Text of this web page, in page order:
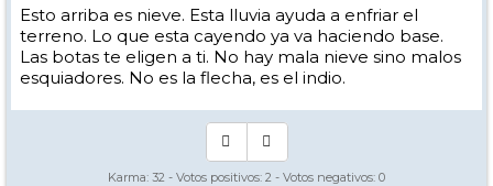
Esto arriba es nieve. Esta lluvia ayuda a enfriar el
terreno. Lo que esta cayendo ya va haciendo base.
Las botas te eligen a ti. No hay mala nieve sino malos
esquiadores. No es la flecha, es el indio.
Karma: 32 - Votos positivos: 2 - Votos negativos: 0